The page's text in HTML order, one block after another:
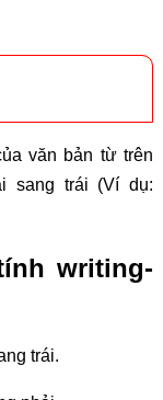
văn bản từ trên
sang trái (Ví dụ:
writing-
trái.